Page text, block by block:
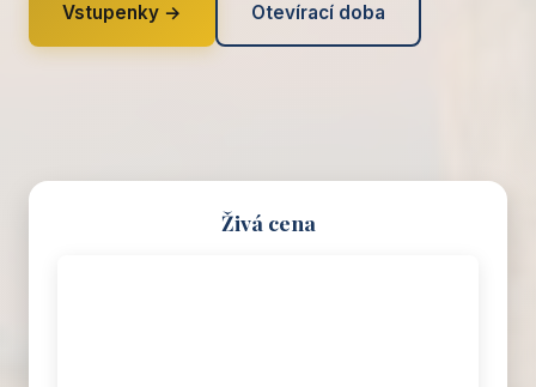
Vstupenky → Otevírací doba
Živá cena